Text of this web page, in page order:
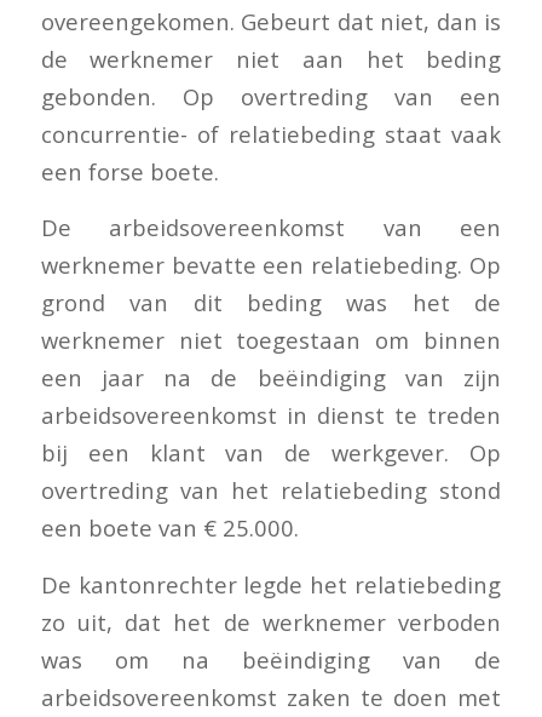
overeengekomen. Gebeurt dat niet, dan is
de werknemer niet aan het beding
gebonden. Op overtreding van een
concurrentie- of relatiebeding staat vaak
een forse boete.
De arbeidsovereenkomst van een
werknemer bevatte een relatiebeding. Op
grond van dit beding was het de
werknemer niet toegestaan om binnen
een jaar na de beëindiging van zijn
arbeidsovereenkomst in dienst te treden
bij een klant van de werkgever. Op
overtreding van het relatiebeding stond
een boete van € 25.000.
De kantonrechter legde het relatiebeding
zo uit, dat het de werknemer verboden
was om na beëindiging van de
arbeidsovereenkomst zaken te doen met